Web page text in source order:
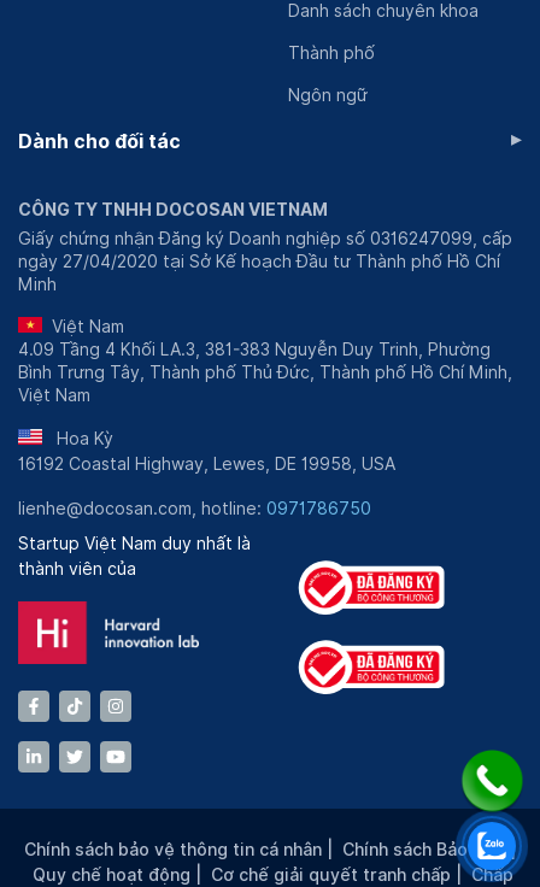
Danh sách chuyên khoa
Thành phố
Ngôn ngữ
Dành cho đối tác ▸
CÔNG TY TNHH DOCOSAN VIETNAM
Giấy chứng nhận Đăng ký Doanh nghiệp số 0316247099, cấp
ngày 27/04/2020 tại Sở Kế hoạch Đầu tư Thành phố Hồ Chí
Minh
Việt Nam
4.09 Tầng 4 Khối LA.3, 381-383 Nguyễn Duy Trinh, Phường
Bình Trưng Tây, Thành phố Thủ Đức, Thành phố Hồ Chí Minh,
Việt Nam
Hoa Kỳ
16192 Coastal Highway, Lewes, DE 19958, USA
lienhe@docosan.com, hotline: 0971786750
Startup Việt Nam duy nhất là
thành viên của
Chính sách bảo vệ thông tin cá nhân Chính sách Bảo mật |
Quy chế hoạt động
Cơ chế giải quyết tranh chấp |Chấp